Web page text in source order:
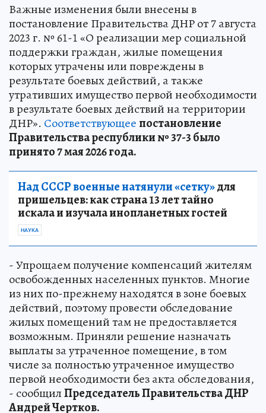
Важные изменения были внесены в
постановление Правительства ДНР от 7 августа
2023 г. № 61-1 «О реализации мер социальной
поддержки граждан, жилые помещения
которых утрачены или повреждены в
результате боевых действий, а также
утративших имущество первой необходимости
в результате боевых действий на территории
ДНР». Соответствующеепостановление
Правительства республики № 37-3 было
принято 7 мая 2026 года.
Над СССР военные натянули «сетку»для
пришельцев: как страна 13 лет тайно
искала и изучала инопланетных гостей
НАУКА
- Упрощаем получение компенсаций жителям
освобожденных населенных пунктов. Многие
из них по-прежнему находятся в зоне боевых
действий, поэтому провести обследование
жилых помещений там не предоставляется
возможным. Приняли решение назначать
выплаты за утраченное помещение, в том
числе за полностью утраченное имущество
первой необходимости без акта обследования,
- сообщилПредседатель Правительства ДНР
Андрей Чертков.